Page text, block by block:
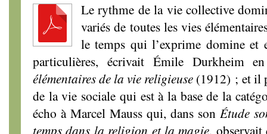
Le rythme de la vie collective
variés de toutes les vies
le temps qui l’exprime domine et
particulières, écrivait Émile Durkheim
élémentaires de la vie religieuse (1912) ; et il
de la vie sociale qui est à la base de la
écho à Marcel Mauss qui, dans son Étude
temps dans la religion et la magie, observait